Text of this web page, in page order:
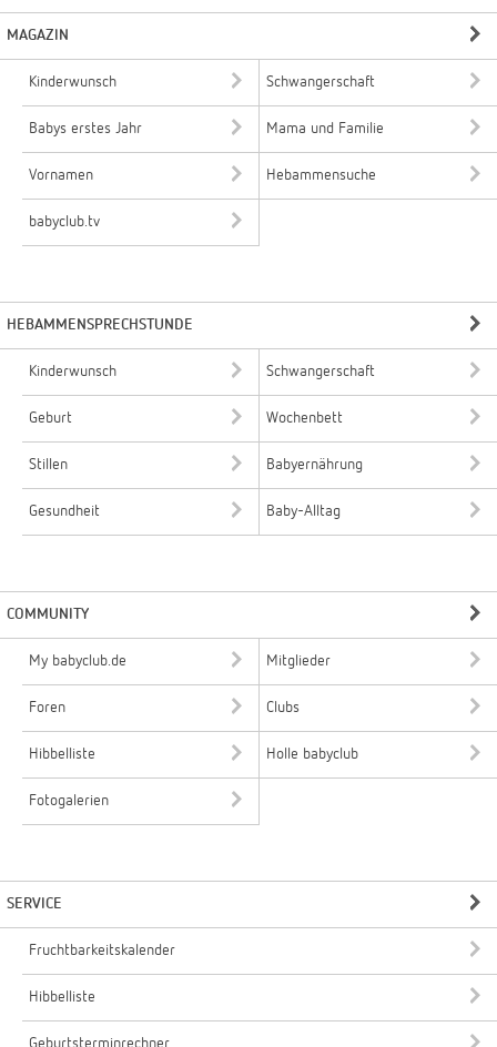
MAGAZIN
Kinderwunsch Schwangerschaft
Babys erstes Jahr Mama und Familie
Vornamen Hebammensuche
babyclub.tv
HEBAMMENSPRECHSTUNDE
Kinderwunsch Schwangerschaft
Geburt Wochenbett
Stillen Babyernährung
Gesundheit Baby-Alltag
COMMUNITY
My babyclub.de Mitglieder
Foren Clubs
Hibbelliste Holle babyclub
Fotogalerien
SERVICE
Fruchtbarkeitskalender
Hibbelliste